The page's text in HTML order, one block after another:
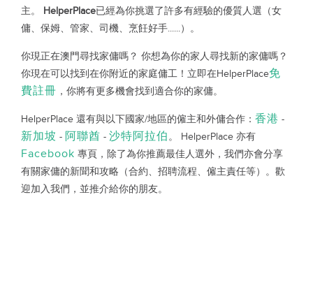
主。 HelperPlace已經為你挑選了許多有經驗的優質人選（女
傭、保姆、管家、司機、烹飪好手......）。
你現正在澳門尋找家傭嗎？ 你想為你的家人尋找新的家傭嗎？
你現在可以找到在你附近的家庭傭工！立即在HelperPlace免
費註冊 ，你將有更多機會找到適合你的家傭。
HelperPlace 還有與以下國家/地區的僱主和外傭合作： 香港 -
新加坡 - 阿聯酋 - 沙特阿拉伯。 HelperPlace 亦有
Facebook 專頁，除了為你推薦最佳人選外，我們亦會分享
有關家傭的新聞和攻略（合約、招聘流程、僱主責任等）。歡
迎加入我們，並推介給你的朋友。